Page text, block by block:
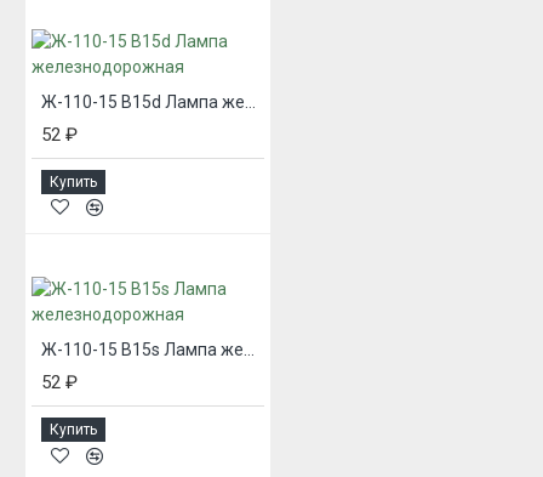
52 ₽
Купить
Ж-110-15 В15s Лампа железнодорожная
52 ₽
Купить